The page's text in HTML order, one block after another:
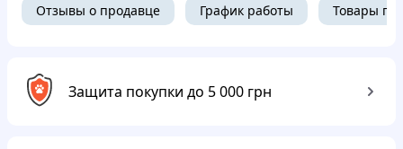
Отзывы о продавце График работы Товары
Защита покупки до 5 000 грн